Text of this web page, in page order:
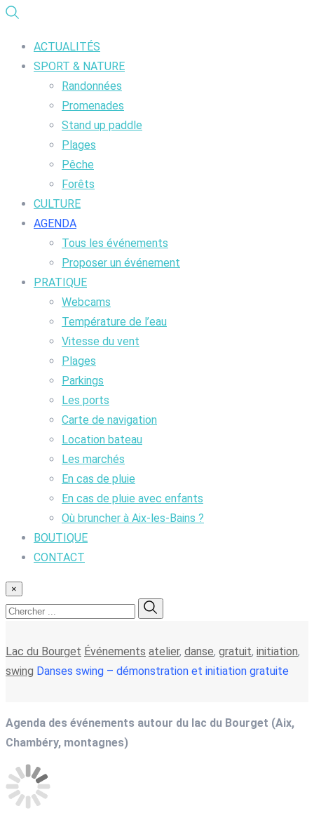
ACTUALITÉS
SPORT & NATURE
Randonnées
Promenades
Stand up paddle
Plages
Pêche
Forêts
CULTURE
AGENDA
Tous les événements
Proposer un événement
PRATIQUE
Webcams
Température de l’eau
Vitesse du vent
Plages
Parkings
Les ports
Carte de navigation
Location bateau
Les marchés
En cas de pluie
En cas de pluie avec enfants
Où bruncher à Aix-les-Bains ?
BOUTIQUE
CONTACT
×
Lac du Bourget Événements atelier, danse, gratuit, initiation,
swing Danses swing – démonstration et initiation gratuite
Agenda des événements autour du lac du Bourget (Aix,
Chambéry, montagnes)